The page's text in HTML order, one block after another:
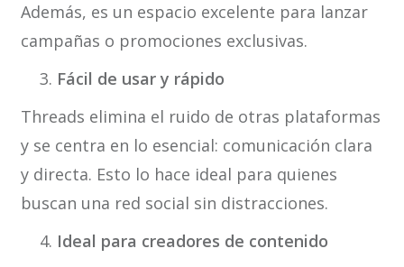
Además, es un espacio excelente para lanzar
campañas o promociones exclusivas.
Fácil de usar y rápido
Threads elimina el ruido de otras plataformas
y se centra en lo esencial: comunicación clara
y directa. Esto lo hace ideal para quienes
buscan una red social sin distracciones.
Ideal para creadores de contenido